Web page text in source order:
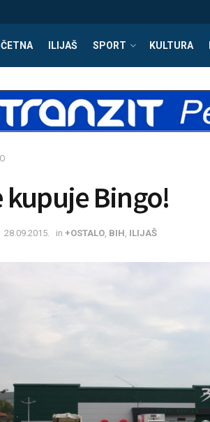
ILIJAŠ SPORT KULTURA
kupuje Bingo!
28.09.2015. in +OSTALO BIH ILIJAŠ